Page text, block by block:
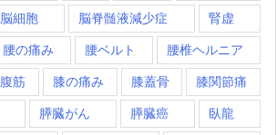
脳細胞 脳脊髄液減少症 腎虚
腰の痛み 腰ベルト 腰椎ヘルニア
腹筋 膝の痛み 膝蓋骨 膝関節痛
膵臓がん 膵臓癌 臥龍